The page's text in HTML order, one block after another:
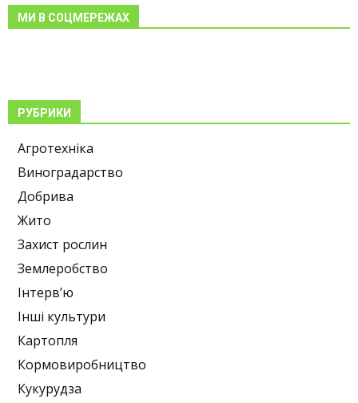
МИ В СОЦМЕРЕЖАХ
РУБРИКИ
Агротехніка
Виноградарство
Добрива
Жито
Захист рослин
Землеробство
Інтерв’ю
Інші культури
Картопля
Кормовиробництво
Кукурудза